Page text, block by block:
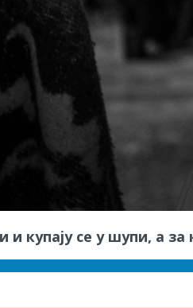
и купају се у шупи, а